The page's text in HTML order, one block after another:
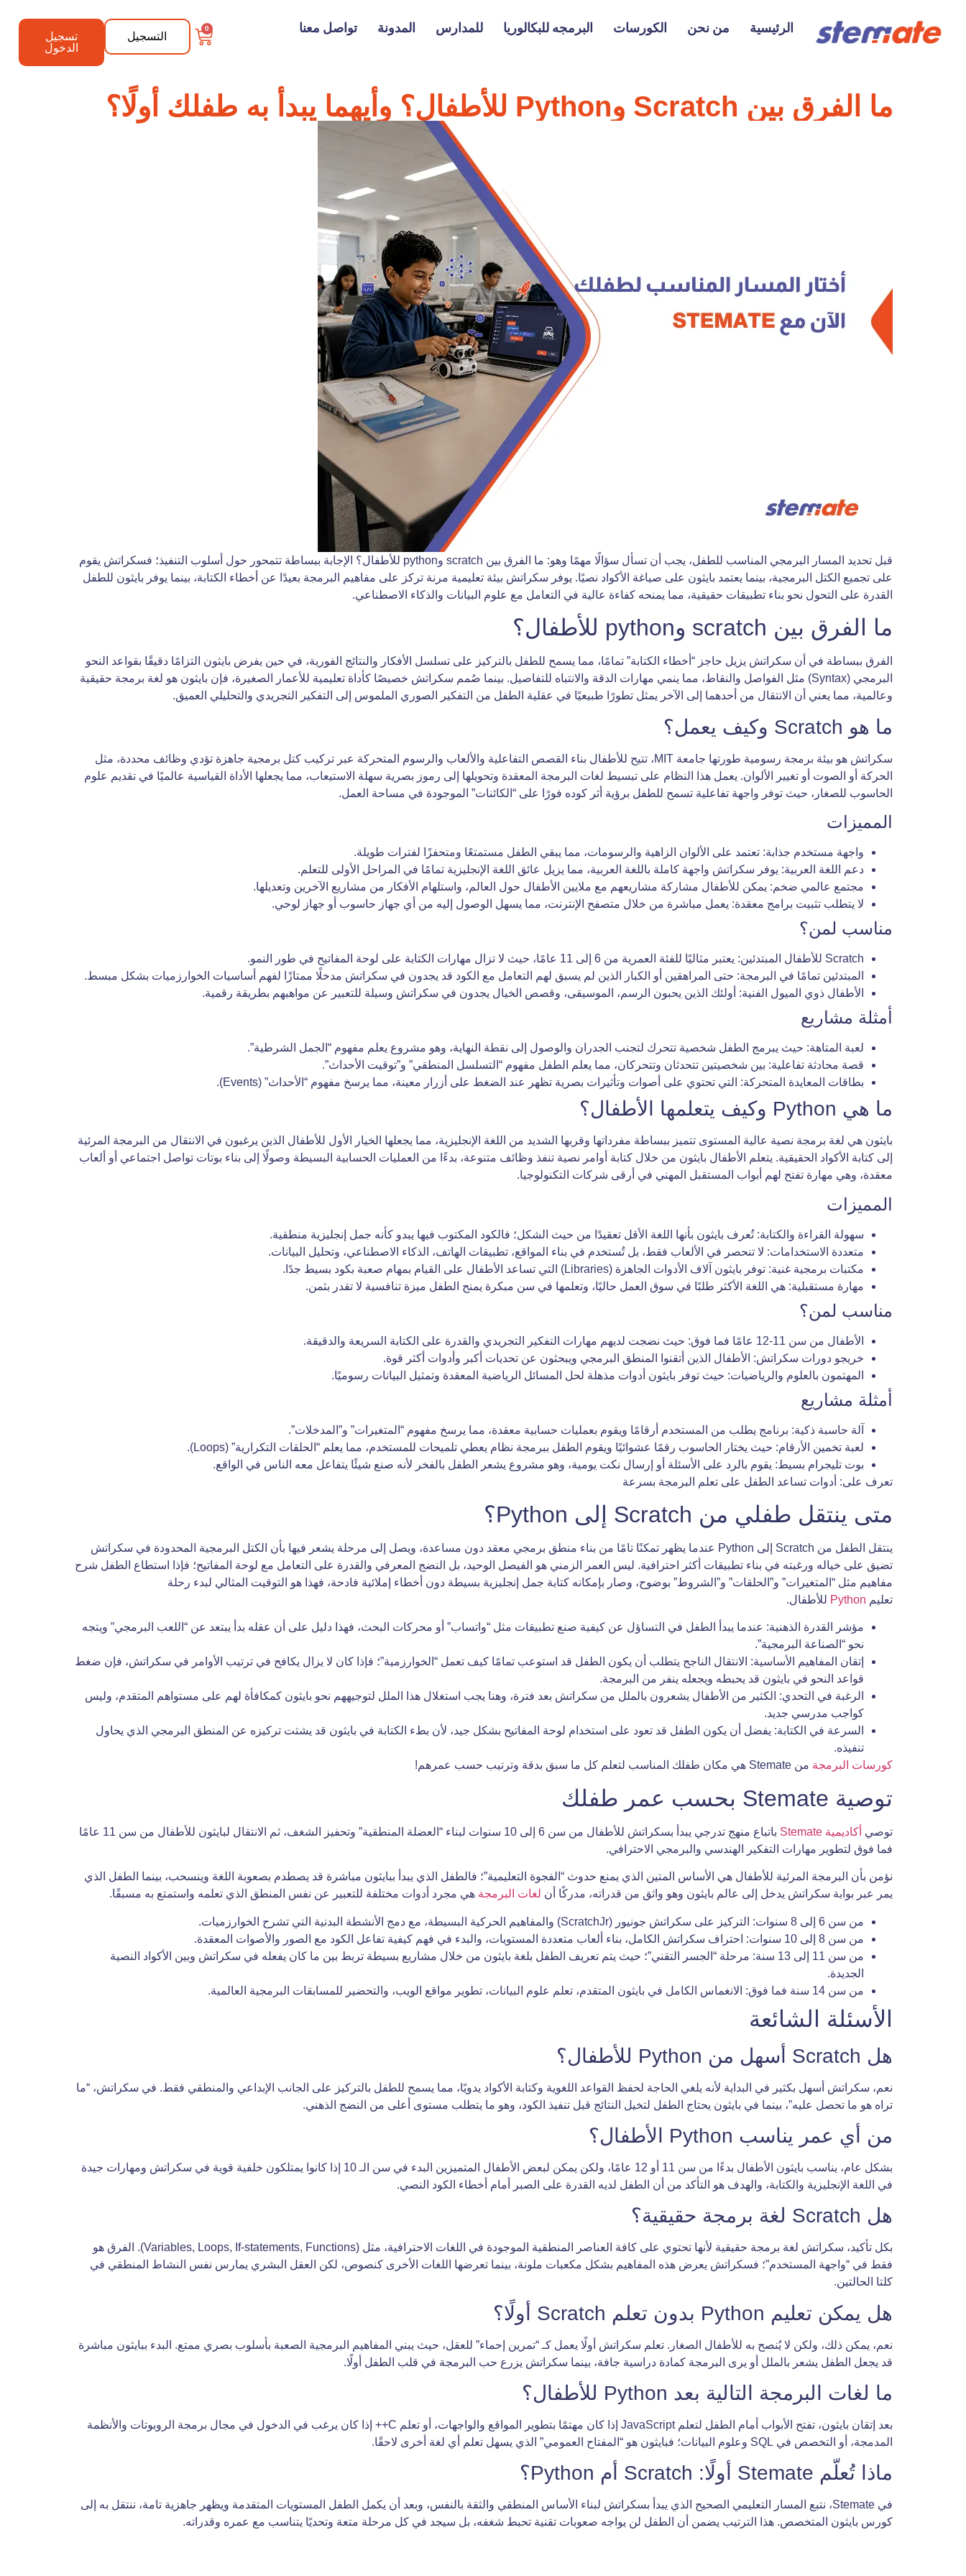
الرئيسية من نحن الكورسات البرمجه للبكالوريا للمدارس المدونة تواصل معنا 0
التسجيل
تسجيل
الدخول
ما الفرق بين Scratch وPython للأطفال؟ وأيهما يبدأ به طفلك أولًا؟
قبل تحديد المسار البرمجي المناسب للطفل، يجب أن تسأل سؤالًا مهمًا وهو: ما الفرق بين scratch وpython للأطفال؟ الإجابة ببساطة تتمحور حول أسلوب التنفيذ؛ فسكراتش يقوم
على تجميع الكتل البرمجية، بينما يعتمد بايثون على صياغة الأكواد نصيًا. يوفر سكراتش بيئة تعليمية مرنة تركز على مفاهيم البرمجة بعيدًا عن أخطاء الكتابة، بينما يوفر بايثون للطفل
القدرة على التحول نحو بناء تطبيقات حقيقية، مما يمنحه كفاءة عالية في التعامل مع علوم البيانات والذكاء الاصطناعي.
ما الفرق بين scratch وpython للأطفال؟
الفرق ببساطة في أن سكراتش يزيل حاجز “أخطاء الكتابة” تمامًا، مما يسمح للطفل بالتركيز على تسلسل الأفكار والنتائج الفورية، في حين يفرض بايثون التزامًا دقيقًا بقواعد النحو
البرمجي (Syntax) مثل الفواصل والنقاط، مما ينمي مهارات الدقة والانتباه للتفاصيل. بينما صُمم سكراتش خصيصًا كأداة تعليمية للأعمار الصغيرة، فإن بايثون هو لغة برمجة حقيقية
وعالمية، مما يعني أن الانتقال من أحدهما إلى الآخر يمثل تطورًا طبيعيًا في عقلية الطفل من التفكير الصوري الملموس إلى التفكير التجريدي والتحليلي العميق.
ما هو Scratch وكيف يعمل؟
سكراتش هو بيئة برمجة رسومية طورتها جامعة MIT، تتيح للأطفال بناء القصص التفاعلية والألعاب والرسوم المتحركة عبر تركيب كتل برمجية جاهزة تؤدي وظائف محددة، مثل
الحركة أو الصوت أو تغيير الألوان. يعمل هذا النظام على تبسيط لغات البرمجة المعقدة وتحويلها إلى رموز بصرية سهلة الاستيعاب، مما يجعلها الأداة القياسية عالميًا في تقديم علوم
الحاسوب للصغار، حيث توفر واجهة تفاعلية تسمح للطفل برؤية أثر كوده فورًا على “الكائنات” الموجودة في مساحة العمل.
المميزات
واجهة مستخدم جذابة: تعتمد على الألوان الزاهية والرسومات، مما يبقي الطفل مستمتعًا ومتحفزًا لفترات طويلة.
دعم اللغة العربية: يوفر سكراتش واجهة كاملة باللغة العربية، مما يزيل عائق اللغة الإنجليزية تمامًا في المراحل الأولى للتعلم.
مجتمع عالمي ضخم: يمكن للأطفال مشاركة مشاريعهم مع ملايين الأطفال حول العالم، واستلهام الأفكار من مشاريع الآخرين وتعديلها.
لا يتطلب تثبيت برامج معقدة: يعمل مباشرة من خلال متصفح الإنترنت، مما يسهل الوصول إليه من أي جهاز حاسوب أو جهاز لوحي.
مناسب لمن؟
Scratch للأطفال المبتدئين: يعتبر مثاليًا للفئة العمرية من 6 إلى 11 عامًا، حيث لا تزال مهارات الكتابة على لوحة المفاتيح في طور النمو.
المبتدئين تمامًا في البرمجة: حتى المراهقين أو الكبار الذين لم يسبق لهم التعامل مع الكود قد يجدون في سكراتش مدخلًا ممتازًا لفهم أساسيات الخوارزميات بشكل مبسط.
الأطفال ذوي الميول الفنية: أولئك الذين يحبون الرسم، الموسيقى، وقصص الخيال يجدون في سكراتش وسيلة للتعبير عن مواهبهم بطريقة رقمية.
أمثلة مشاريع
لعبة المتاهة: حيث يبرمج الطفل شخصية تتحرك لتجنب الجدران والوصول إلى نقطة النهاية، وهو مشروع يعلم مفهوم “الجمل الشرطية”.
قصة محادثة تفاعلية: بين شخصيتين تتحدثان وتتحركان، مما يعلم الطفل مفهوم “التسلسل المنطقي” و”توقيت الأحداث”.
بطاقات المعايدة المتحركة: التي تحتوي على أصوات وتأثيرات بصرية تظهر عند الضغط على أزرار معينة، مما يرسخ مفهوم “الأحداث” (Events).
ما هي Python وكيف يتعلمها الأطفال؟
بايثون هي لغة برمجة نصية عالية المستوى تتميز ببساطة مفرداتها وقربها الشديد من اللغة الإنجليزية، مما يجعلها الخيار الأول للأطفال الذين يرغبون في الانتقال من البرمجة المرئية
إلى كتابة الأكواد الحقيقية. يتعلم الأطفال بايثون من خلال كتابة أوامر نصية تنفذ وظائف متنوعة، بدءًا من العمليات الحسابية البسيطة وصولًا إلى بناء بوتات تواصل اجتماعي أو ألعاب
معقدة، وهي مهارة تفتح لهم أبواب المستقبل المهني في أرقى شركات التكنولوجيا.
المميزات
سهولة القراءة والكتابة: تُعرف بايثون بأنها اللغة الأقل تعقيدًا من حيث الشكل؛ فالكود المكتوب فيها يبدو كأنه جمل إنجليزية منطقية.
متعددة الاستخدامات: لا تنحصر في الألعاب فقط، بل تُستخدم في بناء المواقع، تطبيقات الهاتف، الذكاء الاصطناعي، وتحليل البيانات.
مكتبات برمجية غنية: توفر بايثون آلاف الأدوات الجاهزة (Libraries) التي تساعد الأطفال على القيام بمهام صعبة بكود بسيط جدًا.
مهارة مستقبلية: هي اللغة الأكثر طلبًا في سوق العمل حاليًا، وتعلمها في سن مبكرة يمنح الطفل ميزة تنافسية لا تقدر بثمن.
مناسب لمن؟
الأطفال من سن 11-12 عامًا فما فوق: حيث نضجت لديهم مهارات التفكير التجريدي والقدرة على الكتابة السريعة والدقيقة.
خريجو دورات سكراتش: الأطفال الذين أتقنوا المنطق البرمجي ويبحثون عن تحديات أكبر وأدوات أكثر قوة.
المهتمون بالعلوم والرياضيات: حيث توفر بايثون أدوات مذهلة لحل المسائل الرياضية المعقدة وتمثيل البيانات رسوميًا.
أمثلة مشاريع
آلة حاسبة ذكية: برنامج يطلب من المستخدم أرقامًا ويقوم بعمليات حسابية معقدة، مما يرسخ مفهوم “المتغيرات” و”المدخلات”.
لعبة تخمين الأرقام: حيث يختار الحاسوب رقمًا عشوائيًا ويقوم الطفل ببرمجة نظام يعطي تلميحات للمستخدم، مما يعلم “الحلقات التكرارية” (Loops).
بوت تليجرام بسيط: يقوم بالرد على الأسئلة أو إرسال نكت يومية، وهو مشروع يشعر الطفل بالفخر لأنه صنع شيئًا يتفاعل معه الناس في الواقع.
تعرف على: أدوات تساعد الطفل على تعلم البرمجة بسرعة
متى ينتقل طفلي من Scratch إلى Python؟
ينتقل الطفل من Scratch إلى Python عندما يظهر تمكنًا تامًا من بناء منطق برمجي معقد دون مساعدة، ويصل إلى مرحلة يشعر فيها بأن الكتل البرمجية المحدودة في سكراتش
تضيق على خياله ورغبته في بناء تطبيقات أكثر احترافية. ليس العمر الزمني هو الفيصل الوحيد، بل النضج المعرفي والقدرة على التعامل مع لوحة المفاتيح؛ فإذا استطاع الطفل شرح
مفاهيم مثل “المتغيرات” و”الحلقات” و”الشروط” بوضوح، وصار بإمكانه كتابة جمل إنجليزية بسيطة دون أخطاء إملائية فادحة، فهذا هو التوقيت المثالي لبدء رحلة
تعليم Python للأطفال.
مؤشر القدرة الذهنية: عندما يبدأ الطفل في التساؤل عن كيفية صنع تطبيقات مثل “واتساب” أو محركات البحث، فهذا دليل على أن عقله بدأ يبتعد عن “اللعب البرمجي” ويتجه
نحو “الصناعة البرمجية”.
إتقان المفاهيم الأساسية: الانتقال الناجح يتطلب أن يكون الطفل قد استوعب تمامًا كيف تعمل “الخوارزمية”؛ فإذا كان لا يزال يكافح في ترتيب الأوامر في سكراتش، فإن ضغط
قواعد النحو في بايثون قد يحبطه ويجعله ينفر من البرمجة.
الرغبة في التحدي: الكثير من الأطفال يشعرون بالملل من سكراتش بعد فترة، وهنا يجب استغلال هذا الملل لتوجيههم نحو بايثون كمكافأة لهم على مستواهم المتقدم، وليس
كواجب مدرسي جديد.
السرعة في الكتابة: يفضل أن يكون الطفل قد تعود على استخدام لوحة المفاتيح بشكل جيد، لأن بطء الكتابة في بايثون قد يشتت تركيزه عن المنطق البرمجي الذي يحاول
تنفيذه.
كورسات البرمجة من Stemate هي مكان طفلك المناسب لتعلم كل ما سبق بدقة وترتيب حسب عمرهم!
توصية Stemate بحسب عمر طفلك
توصي أكاديمية Stemate
باتباع منهج تدرجي يبدأ بسكراتش للأطفال من سن 6 إلى 10 سنوات لبناء “العضلة المنطقية” وتحفيز الشغف، ثم الانتقال لبايثون للأطفال من سن 11 عامًا
فما فوق لتطوير مهارات التفكير الهندسي والبرمجي الاحترافي.
نؤمن بأن البرمجة المرئية للأطفال هي الأساس المتين الذي يمنع حدوث “الفجوة التعليمية”؛ فالطفل الذي يبدأ ببايثون مباشرة قد يصطدم بصعوبة اللغة وينسحب، بينما الطفل الذي
يمر عبر بوابة سكراتش يدخل إلى عالم بايثون وهو واثق من قدراته، مدركًا أن لغات البرمجة هي مجرد أدوات مختلفة للتعبير عن نفس المنطق الذي تعلمه واستمتع به مسبقًا.
من سن 6 إلى 8 سنوات: التركيز على سكراتش جونيور (ScratchJr) والمفاهيم الحركية البسيطة، مع دمج الأنشطة البدنية التي تشرح الخوارزميات.
من سن 8 إلى 10 سنوات: احتراف سكراتش الكامل، بناء ألعاب متعددة المستويات، والبدء في فهم كيفية تفاعل الكود مع الصور والأصوات المعقدة.
من سن 11 إلى 13 سنة: مرحلة “الجسر التقني”؛ حيث يتم تعريف الطفل بلغة بايثون من خلال مشاريع بسيطة تربط بين ما كان يفعله في سكراتش وبين الأكواد النصية
الجديدة.
من سن 14 سنة فما فوق: الانغماس الكامل في بايثون المتقدم، تعلم علوم البيانات، تطوير مواقع الويب، والتحضير للمسابقات البرمجية العالمية.
الأسئلة الشائعة
هل Scratch أسهل من Python للأطفال؟
نعم، سكراتش أسهل بكثير في البداية لأنه يلغي الحاجة لحفظ القواعد اللغوية وكتابة الأكواد يدويًا، مما يسمح للطفل بالتركيز على الجانب الإبداعي والمنطقي فقط. في سكراتش، “ما
تراه هو ما تحصل عليه”، بينما في بايثون يحتاج الطفل لتخيل النتائج قبل تنفيذ الكود، وهو ما يتطلب مستوى أعلى من النضج الذهني.
من أي عمر يناسب Python الأطفال؟
بشكل عام، يناسب بايثون الأطفال بدءًا من سن 11 أو 12 عامًا، ولكن يمكن لبعض الأطفال المتميزين البدء في سن الـ 10 إذا كانوا يمتلكون خلفية قوية في سكراتش ومهارات جيدة
في اللغة الإنجليزية والكتابة، والهدف هو التأكد من أن الطفل لديه القدرة على الصبر أمام أخطاء الكود النصي.
هل Scratch لغة برمجة حقيقية؟
بكل تأكيد، سكراتش لغة برمجة حقيقية لأنها تحتوي على كافة العناصر المنطقية الموجودة في اللغات الاحترافية، مثل (Variables, Loops, If-statements, Functions). الفرق هو
فقط في “واجهة المستخدم”؛ فسكراتش يعرض هذه المفاهيم بشكل مكعبات ملونة، بينما تعرضها اللغات الأخرى كنصوص، لكن العقل البشري يمارس نفس النشاط المنطقي في
كلتا الحالتين.
هل يمكن تعليم Python بدون تعلم Scratch أولًا؟
نعم، يمكن ذلك، ولكن لا يُنصح به للأطفال الصغار. تعلم سكراتش أولًا يعمل كـ “تمرين إحماء” للعقل، حيث يبني المفاهيم البرمجية الصعبة بأسلوب بصري ممتع. البدء ببايثون مباشرة
قد يجعل الطفل يشعر بالملل أو يرى البرمجة كمادة دراسية جافة، بينما سكراتش يزرع حب البرمجة في قلب الطفل أولًا.
ما لغات البرمجة التالية بعد Python للأطفال؟
بعد إتقان بايثون، تفتح الأبواب أمام الطفل لتعلم JavaScript إذا كان مهتمًا بتطوير المواقع والواجهات، أو تعلم C++ إذا كان يرغب في الدخول في مجال برمجة الروبوتات والأنظمة
المدمجة، أو التخصص في SQL وعلوم البيانات؛ فبايثون هو “المفتاح العمومي” الذي يسهل تعلم أي لغة أخرى لاحقًا.
ماذا تُعلّم Stemate أولًا: Scratch أم Python؟
في Stemate، نتبع المسار التعليمي الصحيح الذي يبدأ بسكراتش لبناء الأساس المنطقي والثقة بالنفس، وبعد أن يكمل الطفل المستويات المتقدمة ويظهر جاهزية تامة، ننتقل به إلى
كورس بايثون المتخصص. هذا الترتيب يضمن أن الطفل لن يواجه صعوبات تقنية تحبط شغفه، بل سيجد في كل مرحلة متعة وتحديًا يتناسب مع عمره وقدراته.